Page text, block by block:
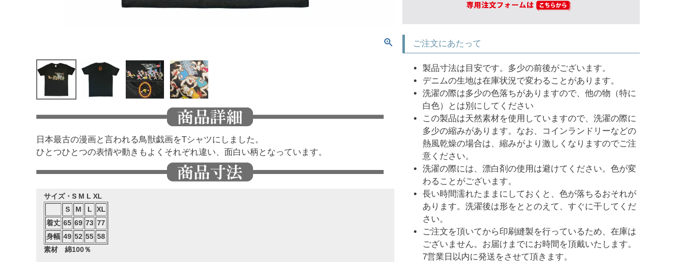
日本最古の漫画と言われる鳥獣戯画をTシャツにしました。
ひとつひとつの表情や動きもよくそれぞれ違い、面白い柄となっています。
サイズ・S M L XL
S
M L
XL
着丈 65 69 73 77
身幅 49 52 55 58
素材 綿100％
ご注文にあたって
製品寸法は目安です。多少の前後がございます。
デニムの生地は在庫状況で変わることがあります。
洗濯の際は多少の色落ちがありますので、他の物（特に
白色）とは別にしてください
この製品は天然素材を使用していますので、洗濯の際に
多少の縮みがあります。なお、コインランドリーなどの
熱風乾燥の場合は、縮みがより激しくなりますのでご注
意ください。
洗濯の際には、漂白剤の使用は避けてください。色が変
わることがございます。
長い時間濡れたままにしておくと、色が落ちるおそれが
あります。洗濯後は形をととのえて、すぐに干してくだ
さい。
ご注文を頂いてから印刷縫製を行っているため、在庫は
ございません。お届けまでにお時間を頂戴いたします。
7営業日以内に発送をさせて頂きます。